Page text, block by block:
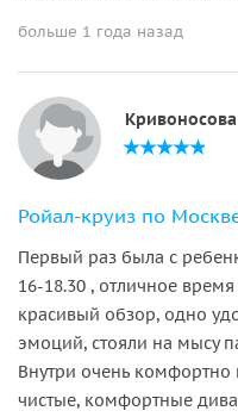
больше 1 года назад
Первый раз была с
16-18.30 , отличное
красивый обзор, одно
эмоций, стояли на мысу
Внутри очень комфортно
чистые, комфортные